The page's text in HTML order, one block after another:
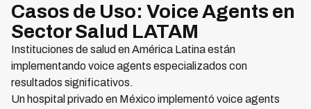
Casos de Uso: Voice Agents en
Sector Salud LATAM
Instituciones de salud en América Latina están
implementando voice agents especializados con
resultados significativos.
Un hospital privado en México implementó voice agents